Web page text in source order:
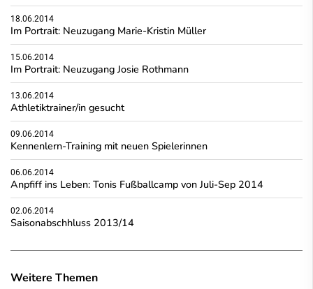
18.06.2014
Im Portrait: Neuzugang Marie-Kristin Müller
15.06.2014
Im Portrait: Neuzugang Josie Rothmann
13.06.2014
Athletiktrainer/in gesucht
09.06.2014
Kennenlern-Training mit neuen Spielerinnen
06.06.2014
Anpfiff ins Leben: Tonis Fußballcamp von Juli-Sep 2014
02.06.2014
Saisonabschhluss 2013/14
Weitere Themen